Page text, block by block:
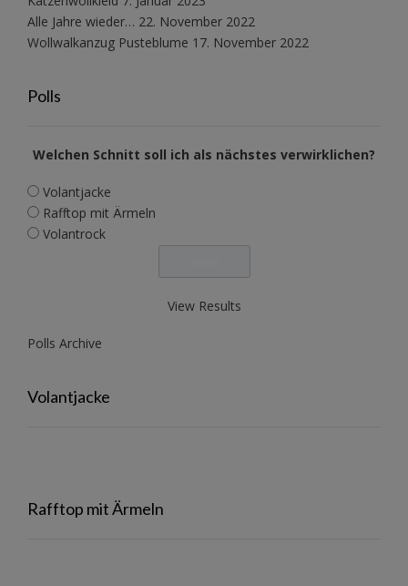
Alle Jahre wieder… 22. November 2022
Wollwalkanzug Pusteblume 17. November 2022
Polls
Welchen Schnitt soll ich als nächstes verwirklichen?
Volantjacke
Rafftop mit Ärmeln
Volantrock
View Results
Polls Archive
Volantjacke
Rafftop mit Ärmeln